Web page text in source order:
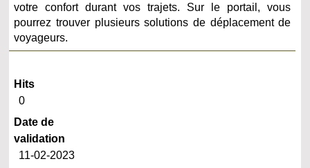
votre confort durant vos trajets. Sur le portail, vous
pourrez trouver plusieurs solutions de déplacement de
voyageurs.
Hits
0
Date de
validation
11-02-2023